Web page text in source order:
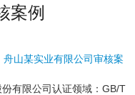
案例
有限公司认证领域：GB/T